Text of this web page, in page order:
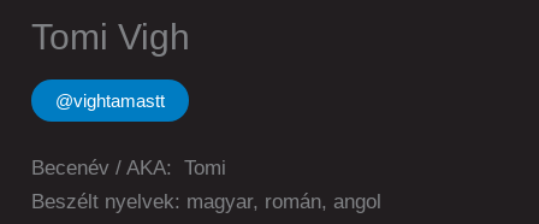
Tomi Vigh
@vightamastt
Becenév / AKA: Tomi
Beszélt nyelvek: magyar, román, angol